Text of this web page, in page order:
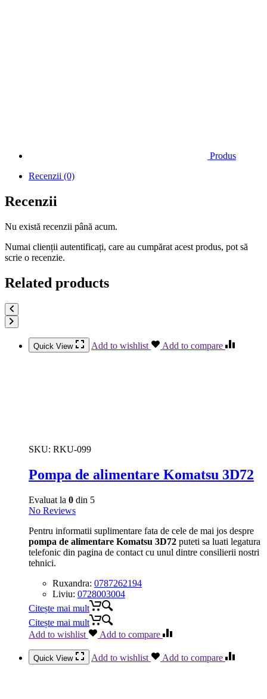
Produs
Recenzii (0)
Recenzii
Nu există recenzii până acum.
Numai clienții autentificați, care au cumpărat acest produs, pot să
scrie o recenzie.
Related products
Quick View Add to wishlist Add to compare
SKU: RKU-099
Pompa de alimentare Komatsu 3D72
Evaluat la 0 din 5
No Reviews
Pentru informatii suplimentare fata de cele de mai jos despre
pompa de alimentare Komatsu 3D72 puteti sa luati legatura
telefonic din pagina de contact cu unul dintre consilierii nostri
tehnici.
Ruxandra: 0787262194
Liviu: 0728003004
Citește mai mult
Citește mai mult
Add to wishlist
Add to compare
Quick View Add to wishlist Add to compare